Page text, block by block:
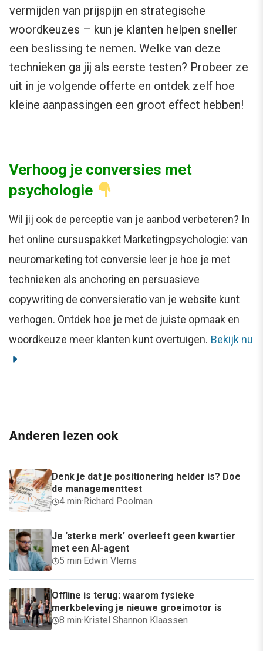
vermijden van prijspijn en strategische
woordkeuzes – kun je klanten helpen sneller
een beslissing te nemen. Welke van deze
technieken ga jij als eerste testen? Probeer ze
uit in je volgende offerte en ontdek zelf hoe
kleine aanpassingen een groot effect hebben!
Verhoog je conversies met
psychologie
Wil jij ook de perceptie van je aanbod verbeteren? In
het online cursuspakket Marketingpsychologie: van
neuromarketing tot conversie leer je hoe je met
technieken als anchoring en persuasieve
copywriting de conversieratio van je website kunt
verhogen. Ontdek hoe je met de juiste opmaak en
woordkeuze meer klanten kunt overtuigen. Bekijk nu
Anderen lezen ook
Denk je dat je positionering helder is? Doe
de managementtest
4 min·Richard Poolman
Je ‘sterke merk’ overleeft geen kwartier
met een AI-agent
5 min·Edwin Vlems
Offline is terug: waarom fysieke
merkbeleving je nieuwe groeimotor is
8 min·Kristel Shannon Klaassen